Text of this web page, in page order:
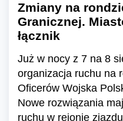
Zmiany na
Granicznej.
łącznik
Już w nocy z 7 na 8
organizacja ruchu na
Oficerów Wojska
Nowe rozwiązania
ruchu w rejonie